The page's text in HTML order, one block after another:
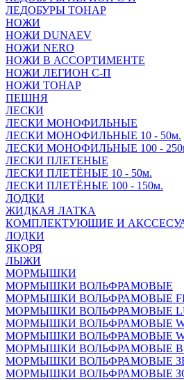
ЛЕДОБУРЫ ТОНАР
НОЖИ
НОЖИ DUNAEV
НОЖИ NERO
НОЖИ В АССОРТИМЕНТЕ
НОЖИ ЛЕГИОН С-П
НОЖИ ТОНАР
ПЕШНЯ
ЛЕСКИ
ЛЕСКИ МОНОФИЛЬНЫЕ
ЛЕСКИ МОНОФИЛЬНЫЕ 10 - 50м.
ЛЕСКИ МОНОФИЛЬНЫЕ 100 -
ЛЕСКИ ПЛЕТЕНЫЕ
ЛЕСКИ ПЛЕТЁНЫЕ 10 - 50м.
ЛЕСКИ ПЛЕТЁНЫЕ 100 - 150м.
ЛОДКИ
ЖИДКАЯ ЛАТКА
КОМПЛЕКТУЮЩИЕ И
ЛОДКИ
ЯКОРЯ
ЛЫЖИ
МОРМЫШКИ
МОРМЫШКИ ВОЛЬФРАМОВЫЕ
МОРМЫШКИ ВОЛЬФРАМОВЫЕ
МОРМЫШКИ ВОЛЬФРАМОВЫЕ
МОРМЫШКИ ВОЛЬФРАМОВЫЕ W
МОРМЫШКИ ВОЛЬФРАМОВЫЕ
МОРМЫШКИ ВОЛЬФРАМОВЫЕ В
МОРМЫШКИ ВОЛЬФРАМОВЫЕ
МОРМЫШКИ ВОЛЬФРАМОВЫЕ